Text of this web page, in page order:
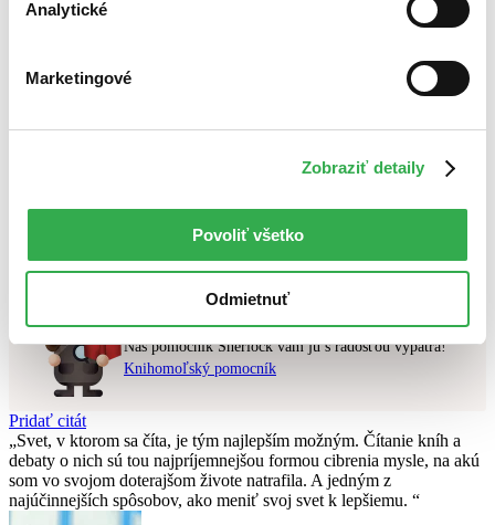
Analytické
Marketingové
Zobraziť detaily
Povoliť všetko
Odmietnuť
Bestsellery
Najdrahšie
Najlacnejšie
Autor Svatava Maria Kabošováčítané - mierne opotrebované
vyhovujúci zadaným podmienkam.
Skúste prosím zmeniť vyhľadávaný výraz.
Chcete poradiť knihu?
Náš pomocník Sherlock vám ju s radosťou vypátra!
Knihomoľský pomocník
Pridať citát
Svet, v ktorom sa číta, je tým najlepším možným. Čítanie kníh a
debaty o nich sú tou najpríjemnejšou formou cibrenia mysle, na akú
som vo svojom doterajšom živote natrafila. A jedným z
najúčinnejších spôsobov, ako meniť svoj svet k lepšiemu.